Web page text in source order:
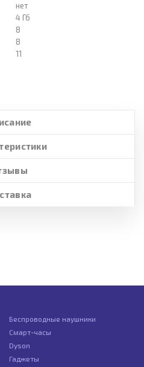
нет
4 Гб
8
8
11
Беспроводные наушники
Смарт-часы
Dyson
Гаджеты